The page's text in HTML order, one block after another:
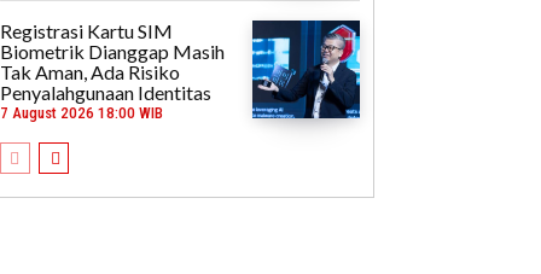
Registrasi Kartu SIM
Biometrik Dianggap Masih
Tak Aman, Ada Risiko
Penyalahgunaan Identitas
7 August 2026 18:00 WIB